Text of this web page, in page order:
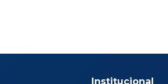
Institucional